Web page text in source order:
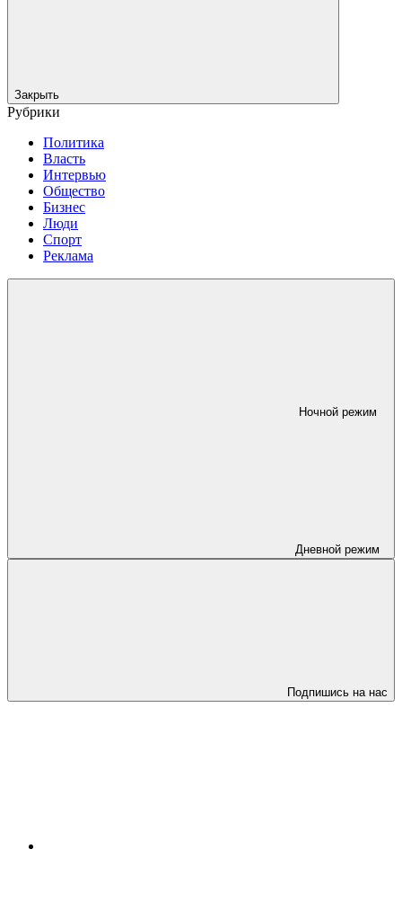
Закрыть
Рубрики
Политика
Власть
Интервью
Общество
Бизнес
Люди
Спорт
Реклама
Ночной режим
Дневной режим
Подпишись на нас